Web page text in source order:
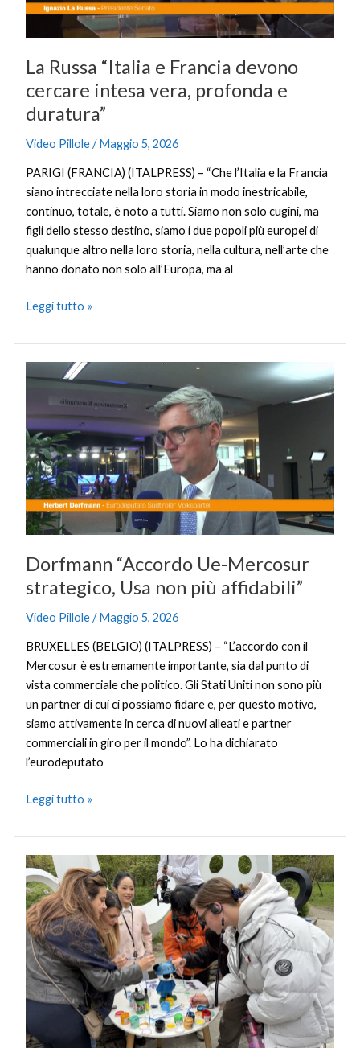
La Russa “Italia e Francia devono
cercare intesa vera, profonda e
duratura”
Video Pillole/Maggio 5, 2026
PARIGI (FRANCIA) (ITALPRESS) – “Che l’Italia e la Francia
siano intrecciate nella loro storia in modo inestricabile,
continuo, totale, è noto a tutti. Siamo non solo cugini, ma
figli dello stesso destino, siamo i due popoli più europei di
qualunque altro nella loro storia, nella cultura, nell’arte che
hanno donato non solo all’Europa, ma al
intesa
duratura”
Leggi tutto »
Dorfmann “Accordo Ue-Mercosur
strategico, Usa non più affidabili”
Video Pillole/Maggio 5, 2026
BRUXELLES (BELGIO) (ITALPRESS) – “L’accordo con il
Mercosur è estremamente importante, sia dal punto di
vista commerciale che politico. Gli Stati Uniti non sono più
un partner di cui ci possiamo fidare e, per questo motivo,
siamo attivamente in cerca di nuovi alleati e partner
commerciali in giro per il mondo”. Lo ha dichiarato
l’eurodeputato
Dorfmann
Mercosur
strategico,
Usa
non
affidabili”
Leggi tutto »
Cina,
giovani
di
tutto
il
mondo
scoprono
l’armonia
uomo